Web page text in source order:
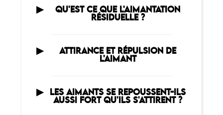
QU'EST CE QUE L'AIMANTATION
RÉSIDUELLE ?
ATTIRANCE ET RÉPULSION DE
L'AIMANT
LES AIMANTS SE REPOUSSENT-ILS
AUSSI FORT QU'ILS S'ATTIRENT ?